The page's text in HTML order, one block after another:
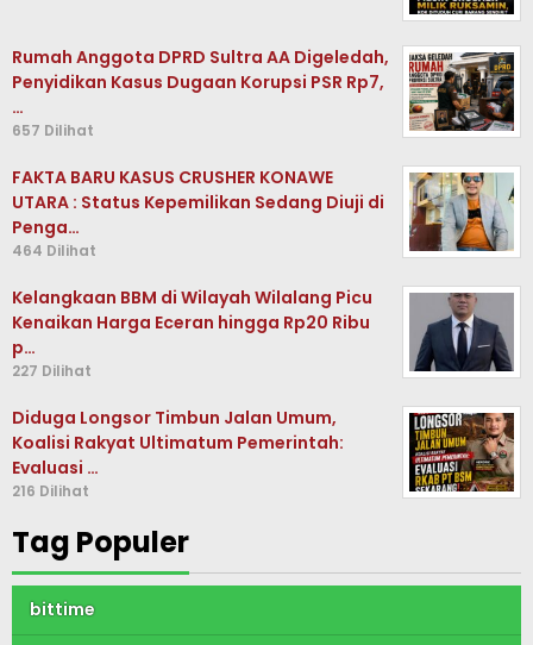
Rumah Anggota DPRD Sultra AA Digeledah,
Penyidikan Kasus Dugaan Korupsi PSR Rp7,
…
657 Dilihat
FAKTA BARU KASUS CRUSHER KONAWE
UTARA : Status Kepemilikan Sedang Diuji di
Penga…
464 Dilihat
Kelangkaan BBM di Wilayah Wilalang Picu
Kenaikan Harga Eceran hingga Rp20 Ribu
p…
227 Dilihat
Diduga Longsor Timbun Jalan Umum,
Koalisi Rakyat Ultimatum Pemerintah:
Evaluasi …
216 Dilihat
Tag Populer
bittime